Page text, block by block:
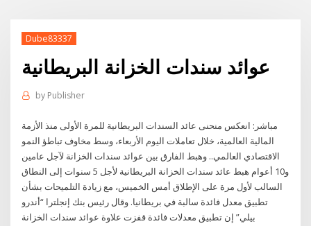
Dube83337
عوائد سندات الخزانة البريطانية
by Publisher
مباشر: انعكس منحنى عائد السندات البريطانية للمرة الأولى منذ الأزمة
المالية العالمية، خلال تعاملات اليوم الأربعاء، وسط مخاوف تباطؤ النمو
الاقتصادي العالمي.. وهبط الفارق بين عوائد سندات الخزانة لآجل عامين
و10 أعوام هبط عائد سندات الخزانة البريطانية لأجل 5 سنوات إلى النطاق
السالب لأول مرة على الإطلاق أمس الخميس، مع زيادة التلميحات بشأن
تطبيق معدل فائدة سالبة في بريطانيا. وقال رئيس بنك إنجلترا “أندرو
بيلي” إن تطبيق معدلات فائدة قفزت علاوة عوائد سندات الخزانة